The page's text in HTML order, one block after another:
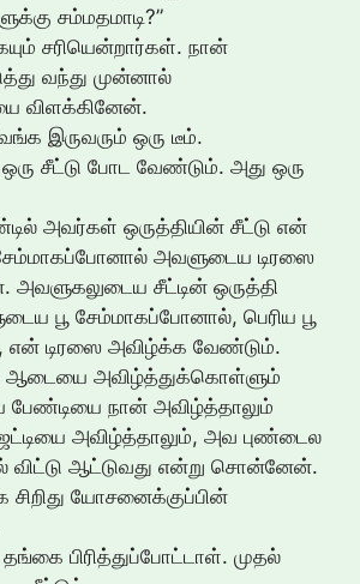
சம்மதமாடி?”
சரியென்றார்கள். நான்
வந்து முன்னால்
விளக்கினேன்.
இருவரும் ஒரு டீம்.
சீட்டு போட வேண்டும். அது ஒரு
அவர்கள் ஒருத்தியின் சீட்டு என்
அவளுடைய டிரஸை
அவளுகலுடைய சீட்டின் ஒருத்தி
பூ சேம்மாகப்போனால், பெரிய பூ
என் டிரஸை அவிழ்க்க வேண்டும்.
ஆடையை அவிழ்த்துக்கொள்ளும்
பேண்டியை நான் அவிழ்த்தாலும்
அவிழ்த்தாலும், அவ புண்டைல
விட்டு ஆட்டுவது என்று சொன்னேன்.
யோசனைக்குப்பின்
பிரித்துப்போட்டாள். முதல்